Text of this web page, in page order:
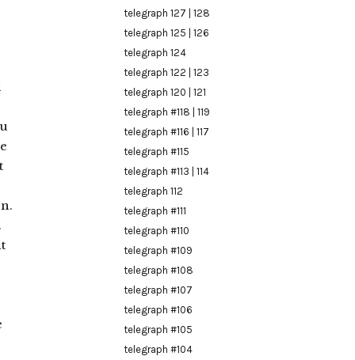
telegraph 127 | 128
telegraph 125 | 126
telegraph 124
telegraph 122 | 123
telegraph 120 | 121
telegraph #118 | 119
telegraph #116 | 117
telegraph #115
telegraph #113 | 114
telegraph 112
telegraph #111
telegraph #110
telegraph #109
telegraph #108
telegraph #107
telegraph #106
telegraph #105
telegraph #104